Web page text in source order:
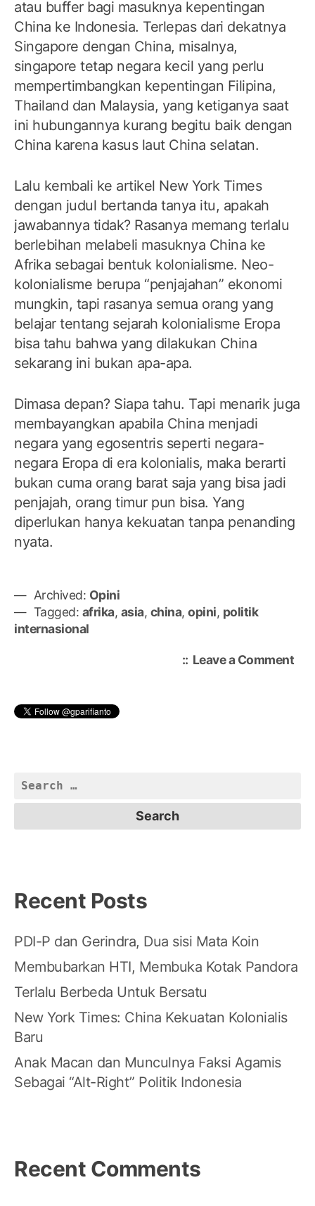
atau buffer bagi masuknya kepentingan
China ke Indonesia. Terlepas dari dekatnya
Singapore dengan China, misalnya,
singapore tetap negara kecil yang perlu
mempertimbangkan kepentingan Filipina,
Thailand dan Malaysia, yang ketiganya saat
ini hubungannya kurang begitu baik dengan
China karena kasus laut China selatan.
Lalu kembali ke artikel New York Times
dengan judul bertanda tanya itu, apakah
jawabannya tidak? Rasanya memang terlalu
berlebihan melabeli masuknya China ke
Afrika sebagai bentuk kolonialisme. Neo-
kolonialisme berupa “penjajahan” ekonomi
mungkin, tapi rasanya semua orang yang
belajar tentang sejarah kolonialisme Eropa
bisa tahu bahwa yang dilakukan China
sekarang ini bukan apa-apa.
Dimasa depan? Siapa tahu. Tapi menarik juga
membayangkan apabila China menjadi
negara yang egosentris seperti negara-
negara Eropa di era kolonialis, maka berarti
bukan cuma orang barat saja yang bisa jadi
penjajah, orang timur pun bisa. Yang
diperlukan hanya kekuatan tanpa penanding
nyata.
Archived: Opini
Tagged: afrika, asia, china, opini, politik
internasional
Leave a Commenton
Search
for:
Recent Posts
PDI-P dan Gerindra, Dua sisi Mata Koin
Membubarkan HTI, Membuka Kotak Pandora
Terlalu Berbeda Untuk Bersatu
New York Times: China Kekuatan Kolonialis
Baru
Anak Macan dan Munculnya Faksi Agamis
Sebagai “Alt-Right” Politik Indonesia
Recent Comments